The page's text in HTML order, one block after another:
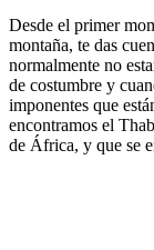
Desde el primer
montaña, te das
normalmente no
de costumbre y
imponentes que
encontramos el
de África, y que se